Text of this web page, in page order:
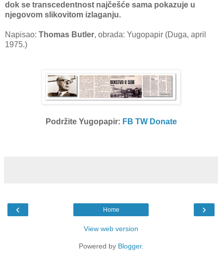
dok se transcedentnost najčešće sama pokazuje u
njegovom slikovitom izlaganju.
Napisao: Thomas Butler, obrada: Yugopapir (Duga, april
1975.)
Podržite Yugopapir: FB TW Donate
‹ ›
Home
View web version
Powered by Blogger.